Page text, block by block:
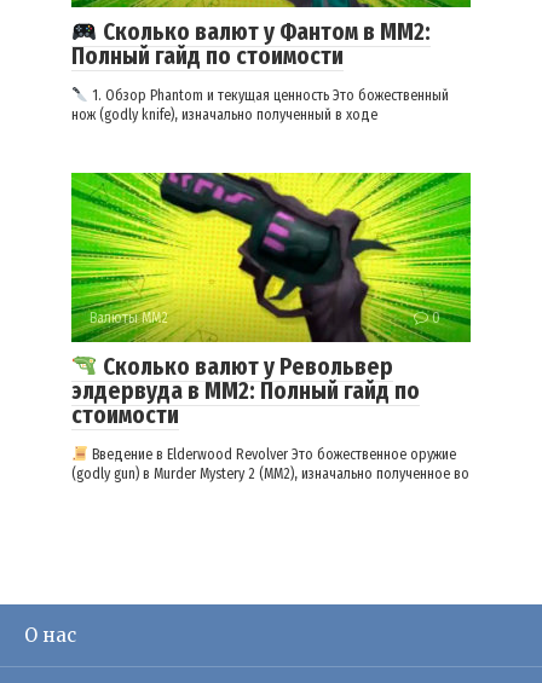
Сколько валют у Фантом в ММ2:
Полный гайд по стоимости
1. Обзор Phantom и текущая ценность Это божественный
нож (godly knife), изначально полученный в ходе
Валюты ММ2 0
Сколько валют у Револьвер
элдервуда в ММ2: Полный гайд по
стоимости
Введение в Elderwood Revolver Это божественное оружие
(godly gun) в Murder Mystery 2 (MM2), изначально полученное во
О нас